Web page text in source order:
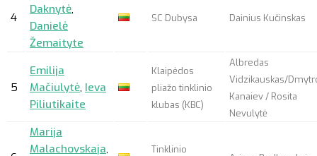
4
Daknytė,
Danielė
Žemaityte
SC Dubysa Dainius Kučinskas
5
Emilija
Mačiulytė, Ieva
Piliutikaite
Klaipėdos
pliažo tinklinio
klubas (KBC)
Albredas
Vidzikauskas/
Kanaiev / Rosita
Nevulytė
Marija
Malachovskaja,
Tinklinio